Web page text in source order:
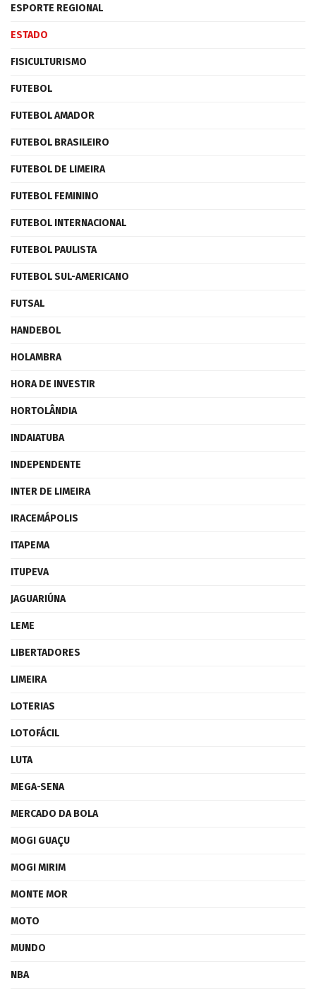
ESPORTE REGIONAL
ESTADO
FISICULTURISMO
FUTEBOL
FUTEBOL AMADOR
FUTEBOL BRASILEIRO
FUTEBOL DE LIMEIRA
FUTEBOL FEMININO
FUTEBOL INTERNACIONAL
FUTEBOL PAULISTA
FUTEBOL SUL-AMERICANO
FUTSAL
HANDEBOL
HOLAMBRA
HORA DE INVESTIR
HORTOLÂNDIA
INDAIATUBA
INDEPENDENTE
INTER DE LIMEIRA
IRACEMÁPOLIS
ITAPEMA
ITUPEVA
JAGUARIÚNA
LEME
LIBERTADORES
LIMEIRA
LOTERIAS
LOTOFÁCIL
LUTA
MEGA-SENA
MERCADO DA BOLA
MOGI GUAÇU
MOGI MIRIM
MONTE MOR
MOTO
MUNDO
NBA